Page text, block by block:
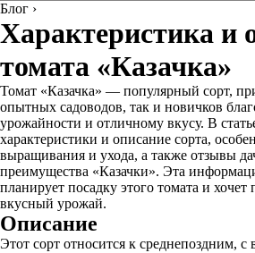
Блог ›
Характеристика и
томата «Казачка»
Томат «Казачка» — популярный сорт,
опытных садоводов, так и новичков
урожайности и отличному вкусу. В
характеристики и описание сорта,
выращивания и ухода, а также отзывы
преимущества «Казачки». Эта
планирует посадку этого томата и
вкусный урожай.
Описание
Этот сорт относится к среднепоздним,